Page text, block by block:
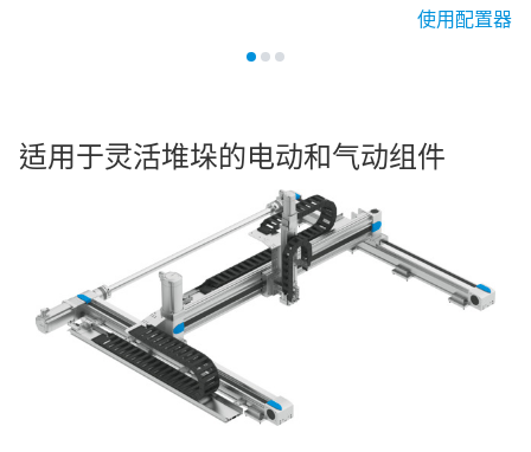
使用配置器
适用于灵活堆垛的电动和气动组件